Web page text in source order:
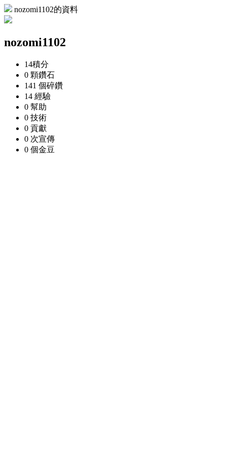
nozomi1102的資料
nozomi1102
14積分
0 顆鑽石
141 個碎鑽
14 經驗
0 幫助
0 技術
0 貢獻
0 次宣傳
0 個金豆